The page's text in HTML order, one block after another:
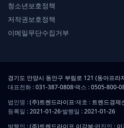
청소년보호정책
저작권보호정책
이메일무단수집거부
경기도 안양시 동안구 부림로 121 (동아프
대표전화 :031-387-0808·팩스 :0505-800-
법인명 :(주)트렌드라이프·제호 : 트렌드경제
등록일 :2021-01-26·발행일 :2021-01-26
발행인 :(주)트렌드라이프 이강부·편집인 :